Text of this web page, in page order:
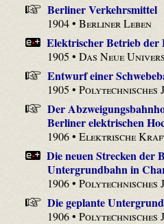
Berliner Verkehrsmittel
1904 •Berliner Leben
Elektrischer Betrieb der
1905 •Das Neue
Entwurf einer
1905 •Polytechnisches
Der
Berliner elektrischen
1906 •Elektrische
Die neuen Strecken der
Untergrundbahn in
1906 •Polytechnisches
Die geplante
1906 •Polytechnisches